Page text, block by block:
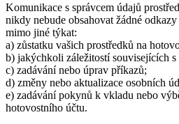
Komunikace s správcem údajů
nikdy nebude obsahovat žádné
mimo jiné týkat:
a) zůstatku vašich prostředků na
b) jakýchkoli záležitostí souvisejících s
c) zadávání nebo úprav příkazů;
d) změny nebo aktualizace osobních
e) zadávání pokynů k vkladu nebo
hotovostního účtu.